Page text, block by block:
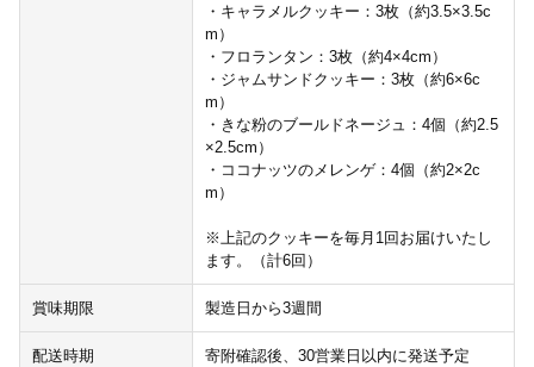
・キャラメルクッキー：3枚（約3.5×3.5c
m）
・フロランタン：3枚（約4×4cm）
・ジャムサンドクッキー：3枚（約6×6c
m）
・きな粉のブールドネージュ：4個（約2.5
×2.5cm）
・ココナッツのメレンゲ：4個（約2×2c
m）
※上記のクッキーを毎月1回お届けいたし
ます。（計6回）
賞味期限 製造日から3週間
配送時期 寄附確認後、30営業日以内に発送予定